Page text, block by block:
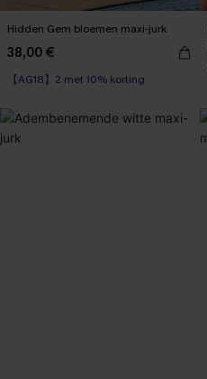
Hidden Gem bloemen maxi-jurk
38,00 €
【AG18】2 met 10% korting